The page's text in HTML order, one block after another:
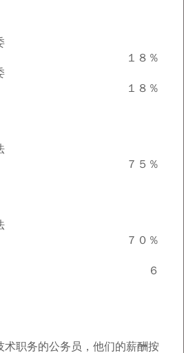
８％
８％
５％
０％
６
职务的公务员，他们的薪酬按